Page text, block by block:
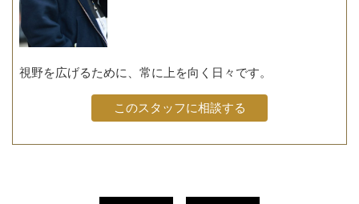
視野を広げるために、常に上を向く日々です。
このスタッフに相談する